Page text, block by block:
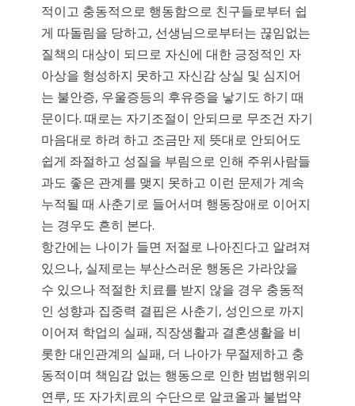
적이고 충동적으로 행동함으로 친구들로부터 쉽
게 따돌림을 당하고, 선생님으로부터는 끊임없는
질책의 대상이 되므로 자신에 대한 긍정적인 자
아상을 형성하지 못하고 자신감 상실 및 심지어
는 불안증, 우울증등의 후유증을 낳기도 하기 때
문이다. 때로는 자기조절이 안되므로 무조건 자기
마음대로 하려 하고 조금만 제 뜻대로 안되어도
쉽게 좌절하고 성질을 부림으로 인해 주위사람들
과도 좋은 관계를 맺지 못하고 이런 문제가 계속
누적될 때 사춘기로 들어서며 행동장애로 이어지
는 경우도 흔히 본다.
항간에는 나이가 들면 저절로 나아진다고 알려져
있으나, 실제로는 부산스러운 행동은 가라앉을
수 있으나 적절한 치료를 받지 않을 경우 충동적
인 성향과 집중력 결핍은 사춘기, 성인으로 까지
이어져 학업의 실패, 직장생활과 결혼생활을 비
롯한 대인관계의 실패, 더 나아가 무절제하고 충
동적이며 책임감 없는 행동으로 인한 범법행위의
연루, 또 자가치료의 수단으로 알코올과 불법약